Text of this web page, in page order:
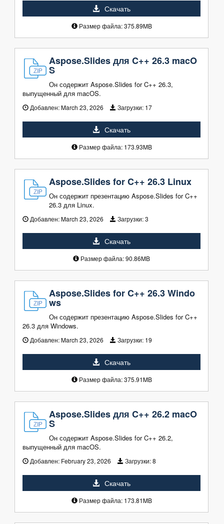
Скачать
Размер файла: 375.89MB
Aspose.Slides для C++ 26.3 macO
S
Он содержит Aspose.Slides for C++ 26.3,
выпущенный для macOS.
Добавлен:March 23, 2026 Загрузки: 17
Скачать
Размер файла: 173.93MB
Aspose.Slides for C++ 26.3 Linux
Он содержит презентацию Aspose.Slides for C++
26.3 для Linux.
Добавлен:March 23, 2026 Загрузки:3
Скачать
Размер файла: 90.86MB
Aspose.Slides for C++ 26.3 Windo
ws
Он содержит презентацию Aspose.Slides for C++
26.3 для Windows.
Добавлен:March 23, 2026 Загрузки: 19
Скачать
Размер файла: 375.91MB
Aspose.Slides для C++ 26.2 macO
S
Он содержит Aspose.Slides for C++ 26.2,
выпущенный для macOS.
Добавлен: February 23, 2026 Загрузки:8
Скачать
Размер файла: 173.81MB